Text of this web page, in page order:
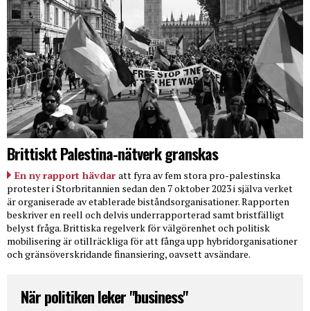
Brittiskt Palestina-nätverk granskas
En ny rapport hävdar att fyra av fem stora pro-palestinska
protester i Storbritannien sedan den 7 oktober 2023 i själva verket
är organiserade av etablerade biståndsorganisationer. Rapporten
beskriver en reell och delvis underrapporterad samt bristfälligt
belyst fråga. Brittiska regelverk för välgörenhet och politisk
mobilisering är otillräckliga för att fånga upp hybridorganisationer
och gränsöverskridande finansiering, oavsett avsändare.
När politiken leker "business"